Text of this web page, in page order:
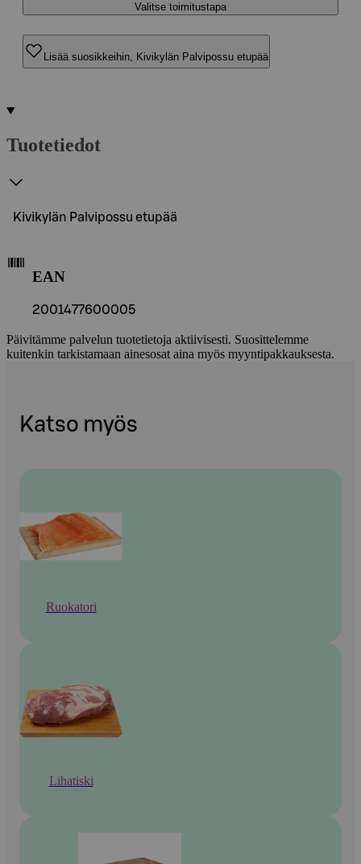
Valitse toimitustapa
Lisää suosikkeihin, Kivikylän Palvipossu etupää
Tuotetiedot
Kivikylän Palvipossu etupää
EAN
2001477600005
Päivitämme palvelun tuotetietoja aktiivisesti. Suosittelemme
kuitenkin tarkistamaan ainesosat aina myös myyntipakkauksesta.
Katso myös
Ruokatori
Lihatiski